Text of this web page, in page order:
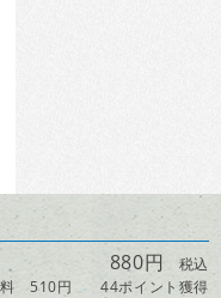
880円 税込
510円
44ポイント獲得